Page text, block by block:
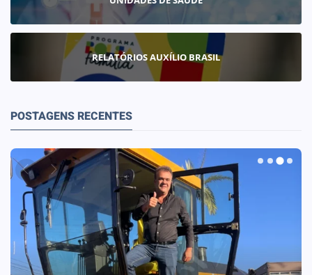
RELATÓRIOS AUXÍLIO BRASIL
POSTAGENS RECENTES